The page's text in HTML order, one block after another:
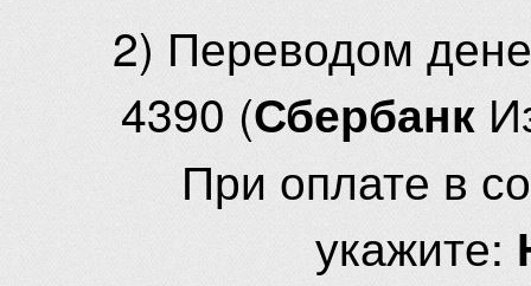
2) Переводом
4390 (Сбербанк
При оплате в
укажите: